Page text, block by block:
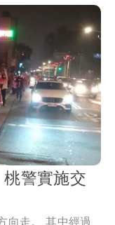
警實施交
...號橋下，接八德區中華路往中壢區方向走。 其中經過